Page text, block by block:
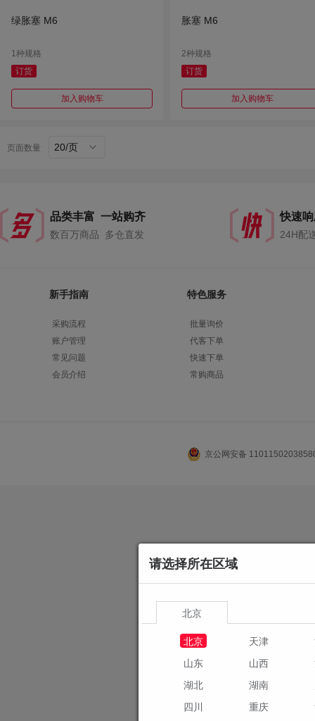
绿胀塞 M6
1种规格
订货
加入购物车
胀塞 M6
2种规格
订货
加入购物车
页面数量 20/页
品类丰富 一站购齐
数百万商品 多仓直发
快速
24H配
新手指南
采购流程
账户管理
常见问题
会员介绍
特色服务
批量询价
代客下单
快速下单
常购商品
京公网安备
请选择所在区域
北京
北京
天津
山东
山西
湖北
湖南
四川
重庆